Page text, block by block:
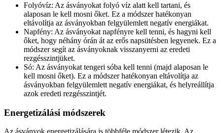
Folyóvíz: Az ásványokat folyó víz alatt kell tartani, és
alaposan le kell mosni őket. Ez a módszer hatékonyan
eltávolítja az ásványokban felgyülemlett negatív energiákat.
Napfény: Az ásványokat napfényre kell tenni, és hagyni kell
őket, hogy néhány órán át az erős napsütésben legyenek. Ez a
módszer segít az ásványoknak visszanyerni az eredeti
rezgésszintjüket.
Só: Az ásványokat tengeri sóba kell tenni (majd alaposan le
kell mosni őket). Ez a módszer hatékonyan eltávolítja az
ásványokban felgyülemlett negatív energiákat, és helyreállítja
azok eredeti rezgésszintjét.
Energetizálási módszerek